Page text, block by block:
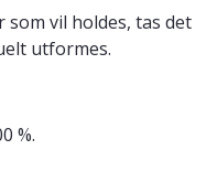
vil holdes, tas det
utformes.
%.